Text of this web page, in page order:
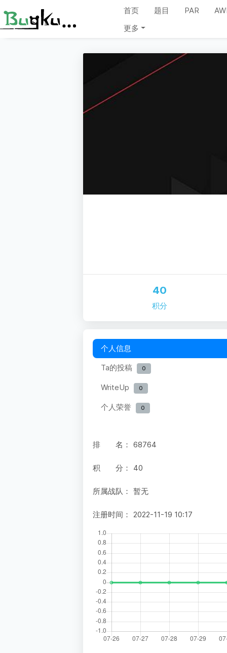
首页 题目 PAR
更多
40
积分
个人信息
Ta的投稿
0
WriteUp 0
个人荣誉 0
排 名： 68764
积 分： 40
所属战队： 暂无
注册时间： 2022-11-19 10:17